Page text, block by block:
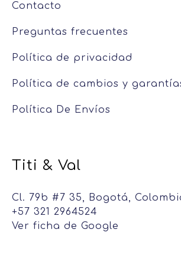
Contacto
Preguntas frecuentes
Política de privacidad
Política de cambios y
Política De Envíos
Titi & Val
Cl. 79b #7 35, Bogotá,
+57 321 2964524
Ver ficha de Google